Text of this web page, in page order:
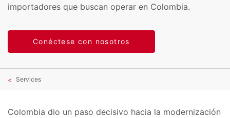
importadores que buscan operar en Colombia.
Conéctese con nosotros
Services
Colombia dio un paso decisivo hacia la modernización